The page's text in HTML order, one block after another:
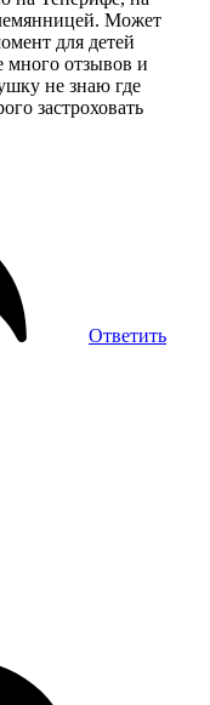
Может
для детей
много отзывов и
не знаю где
застроховать
Ответить